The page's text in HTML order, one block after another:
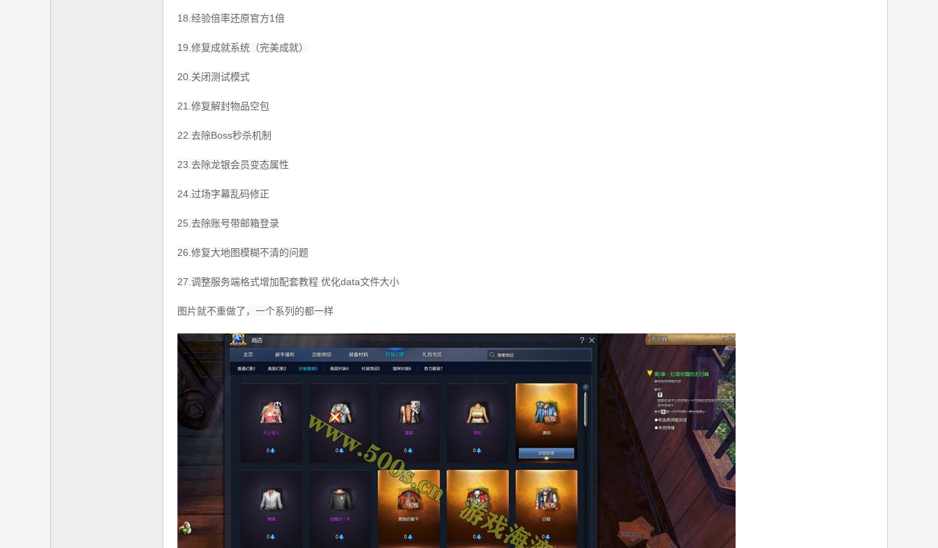
18.经验倍率还原官方1倍
19.修复成就系统（完美成就）
20.关闭测试模式
21.修复解封物品空包
22.去除Boss秒杀机制
23.去除龙银会员变态属性
24.过场字幕乱码修正
25.去除账号带邮箱登录
26.修复大地图模糊不清的问题
27.调整服务端格式增加配套教程 优化data文件大小
图片就不重做了，一个系列的都一样